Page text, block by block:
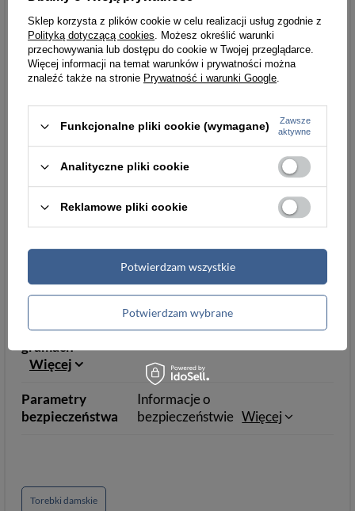
Maksymalna
długość
dodatkowego
długość 110cm, wysokość
60cm
Wysokość
25
Długość torebki
w centymetrach
29
centymetrach
gabarytowa w
gramach
Więcej
1450 Więcej
Parametry
bezpieczeństwa
Informacje o
bezpieczeństwie Więcej
Torebki damskie
Sklep korzysta z plików cookie w celu realizacji usług zgodnie z
Polityką dotyczącą cookies. Możesz określić warunki
przechowywania lub dostępu do cookie w Twojej przeglądarce.
Więcej informacji na temat warunków i prywatności można
znaleźć także na stronie Prywatność i warunki Google.
Funkcjonalne pliki cookie (wymagane)
Zawsze
aktywne
Analityczne pliki cookie
Reklamowe pliki cookie
Potwierdzam wybrane
Potwierdzam wszystkie